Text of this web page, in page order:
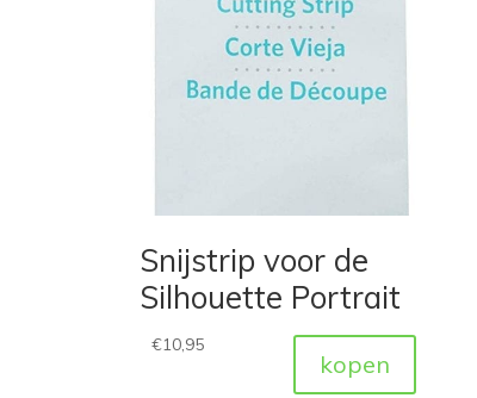
Snijstrip voor de
Silhouette Portrait
€10,95
kopen